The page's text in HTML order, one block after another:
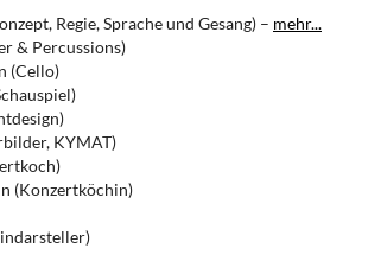
Regie, Sprache und Gesang) – mehr...
& Percussions)
(Cello)
KYMAT)
(Konzertköchin)